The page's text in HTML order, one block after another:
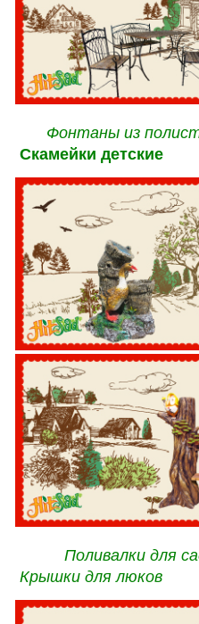
Фонтаны из
Скамейки детские
Поливалки
Крышки для люков